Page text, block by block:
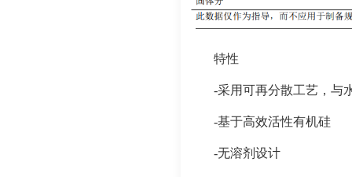
特性
-采用可再分散工艺，与
-基于高效活性有机硅
-无溶剂设计